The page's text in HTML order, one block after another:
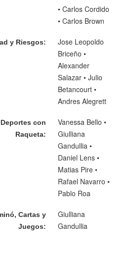
• Carlos Cordido
• Carlos Brown
y Riesgos:
Jose Leopoldo
Briceño •
Alexander
Salazar • Julio
Betancourt •
Andres Alegrett
con
Raqueta:
Vanessa Bello •
Giulliana
Gandullia •
Daniel Lens •
Matias Pire •
Rafael Navarro •
Pablo Roa
Cartas y
Juegos:
Giulliana
Gandullia